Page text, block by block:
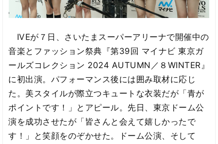
IVEが７日、さいたまスーパーアリーナで開催中の
音楽とファッション祭典『第39回 マイナビ 東京ガ
ールズコレクション 2024 AUTUMN／８WINTER』
に初出演。パフォーマンス後には囲み取材に応じ
た。美スタイルが際立つキュートな衣装だが「青が
ポイントです！」とアピール。先日、東京ドーム公
演を成功させたが「皆さんと会えて嬉しかったで
す！」と笑顔をのぞかせた。ドーム公演、そして